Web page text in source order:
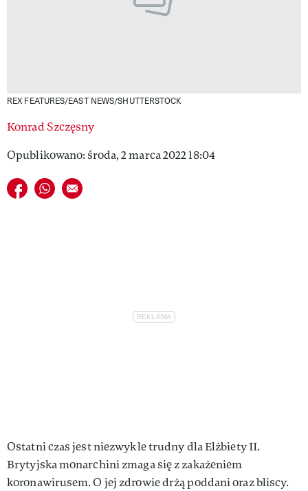
REX FEATURES/EAST NEWS/SHUTTERSTOCK
Konrad Szczęsny
Opublikowano: środa, 2 marca 2022 18:04
Udostępnij na facebook
Udostępnij na whatsapp
E-mail do przyjaciela
Ostatni czas jest niezwykle trudny dla Elżbiety II.
Brytyjska monarchini zmaga się z zakażeniem
koronawirusem. O jej zdrowie drżą poddani oraz bliscy.